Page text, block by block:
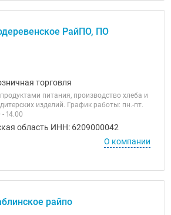
РайПО, ПО
торговля
питания, производство хлеба и
изделий. График работы: пн.-пт.
14.00
область ИНН: 6209000042
О компании
райпо